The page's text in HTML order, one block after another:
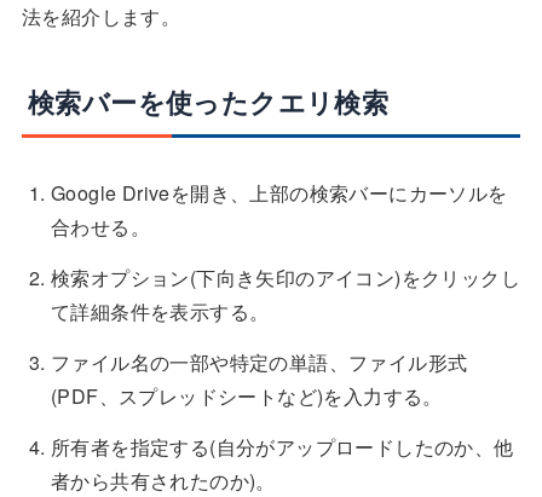
法を紹介します。
検索バーを使ったクエリ検索
Google Driveを開き、上部の検索バーにカーソルを
合わせる。
検索オプション(下向き矢印のアイコン)をクリックし
て詳細条件を表示する。
ファイル名の一部や特定の単語、ファイル形式
(PDF、スプレッドシートなど)を入力する。
所有者を指定する(自分がアップロードしたのか、他
者から共有されたのか)。